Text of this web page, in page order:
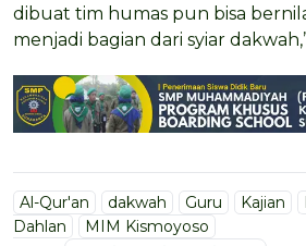
dibuat tim humas pun bisa
menjadi bagian dari syiar
Al-Qur'an dakwah Guru Kajian
Dahlan
MIM Kismoyoso